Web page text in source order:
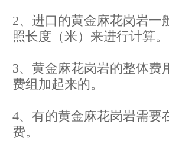
2、进口的黄金麻花岗岩一
照长度（米）来进行计算。
3、黄金麻花岗岩的整体费
费组加起来的。
4、有的黄金麻花岗岩需要
费。